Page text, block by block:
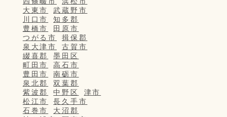
大東市
武蔵野市
川口市
知多郡
豊橋市
田原市
つがる市
揖保郡
泉大津市
古賀市
綴喜郡
墨田区
町田市
高石市
豊田市
南砺市
泉北郡
双葉郡
紫波郡
中野区
津市
松江市
長久手市
石巻市
大沼郡